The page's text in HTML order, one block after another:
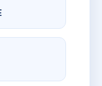
Balzac